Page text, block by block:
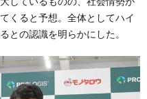
くると予想。全体としてハイ
との認識を明らかにした。